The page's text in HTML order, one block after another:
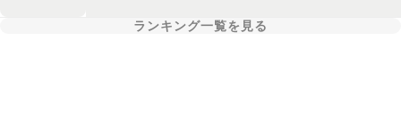
ランキング一覧を見る